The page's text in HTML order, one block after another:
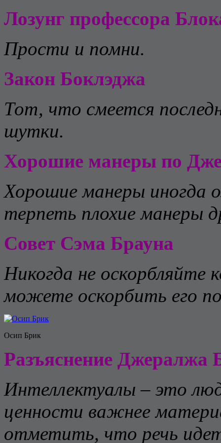
Лозунг профессора
Прости и помни.
Закон Боклэджа
Тот, что смеется
шутки.
Хорошие манеры по
Хорошие манеры иногда
терпеть плохие манеры
Совет Сэма Брауна
Никогда не оскорбляйте
можете оскорбить его
Осип Брик
Разъяснение Джералжа
Интеллектуалы – это
ценности важнее
отметить, что речь